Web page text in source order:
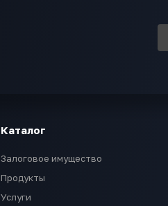
Каталог
Залоговое имущество
Продукты
Услуги